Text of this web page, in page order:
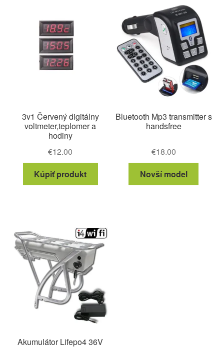
3v1 Červený digitálny
voltmeter,teplomer a
hodiny
€12.00
Kúpiť produkt
Bluetooth Mp3 transmitter s
handsfree
€18.00
Novší model
Akumulátor Lifepo4 36V